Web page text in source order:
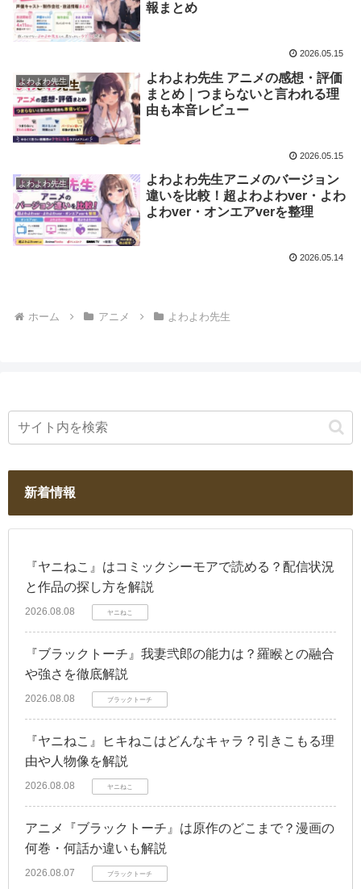
報まとめ
2026.05.15
よわよわ先生
よわよわ先生 アニメの感想・評価
まとめ｜つまらないと言われる理
由も本音レビュー
2026.05.15
よわよわ先生
よわよわ先生アニメのバージョン
違いを比較！超よわよわver・よわ
よわver・オンエアverを整理
2026.05.14
ホーム アニメ よわよわ先生
新着情報
『ヤニねこ』はコミックシーモアで読める？配信状況
と作品の探し方を解説
2026.08.08 ヤニねこ
『ブラックトーチ』我妻弐郎の能力は？羅睺との融合
や強さを徹底解説
2026.08.08 ブラックトーチ
『ヤニねこ』ヒキねこはどんなキャラ？引きこもる理
由や人物像を解説
2026.08.08 ヤニねこ
アニメ『ブラックトーチ』は原作のどこまで？漫画の
何巻・何話か違いも解説
2026.08.07 ブラックトーチ